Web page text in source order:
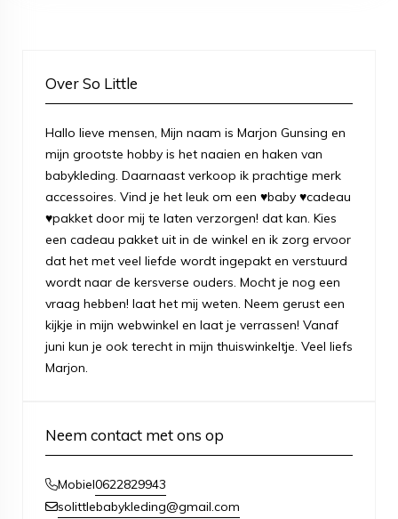
Over So Little
Hallo lieve mensen, Mijn naam is Marjon Gunsing en
mijn grootste hobby is het naaien en haken van
babykleding. Daarnaast verkoop ik prachtige merk
accessoires. Vind je het leuk om een ♥baby ♥cadeau
♥pakket door mij te laten verzorgen! dat kan. Kies
een cadeau pakket uit in de winkel en ik zorg ervoor
dat het met veel liefde wordt ingepakt en verstuurd
wordt naar de kersverse ouders. Mocht je nog een
vraag hebben! laat het mij weten. Neem gerust een
kijkje in mijn webwinkel en laat je verrassen! Vanaf
juni kun je ook terecht in mijn thuiswinkeltje. Veel liefs
Marjon.
Neem contact met ons op
Mobiel0622829943
solittlebabykleding@gmail.com